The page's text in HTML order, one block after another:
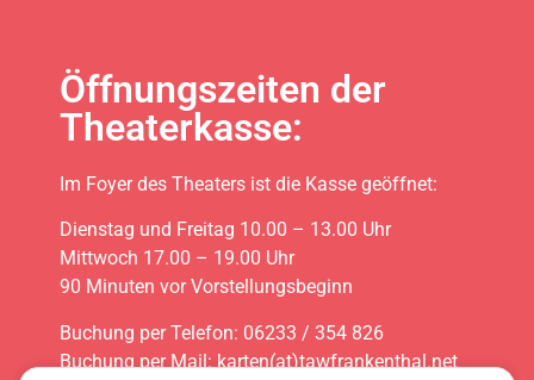
Öffnungszeiten der
Theaterkasse:
Im Foyer des Theaters ist die Kasse geöffnet:
Dienstag und Freitag 10.00 – 13.00 Uhr
Mittwoch 17.00 – 19.00 Uhr
90 Minuten vor Vorstellungsbeginn
Buchung per Telefon: 06233 / 354 826
Buchung per Mail: karten(at)tawfrankenthal.net